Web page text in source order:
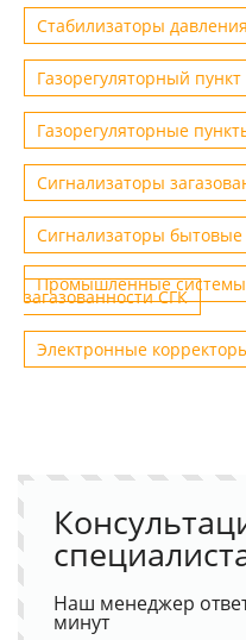
Стабилизаторы давления
Газорегуляторный пункт
Газорегуляторные
Сигнализаторы
Сигнализаторы бытовые
Промышленные системы
загазованности СГК
Электронные
Наш менеджер
минут